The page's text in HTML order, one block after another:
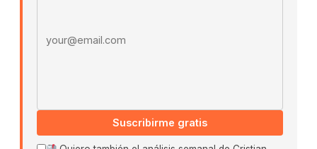
Es La Hora de Aprender ↗
Políticas De Privacidad · Términos De Uso
Suscribirme gratis